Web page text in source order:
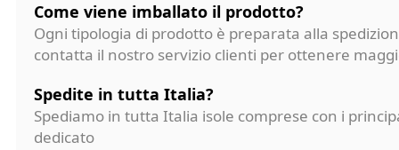
Come viene imballato il prodotto?
Ogni tipologia di prodotto è preparata alla
contatta il nostro servizio clienti per ottenere
Spedite in tutta Italia?
Spediamo in tutta Italia isole comprese con i
dedicato